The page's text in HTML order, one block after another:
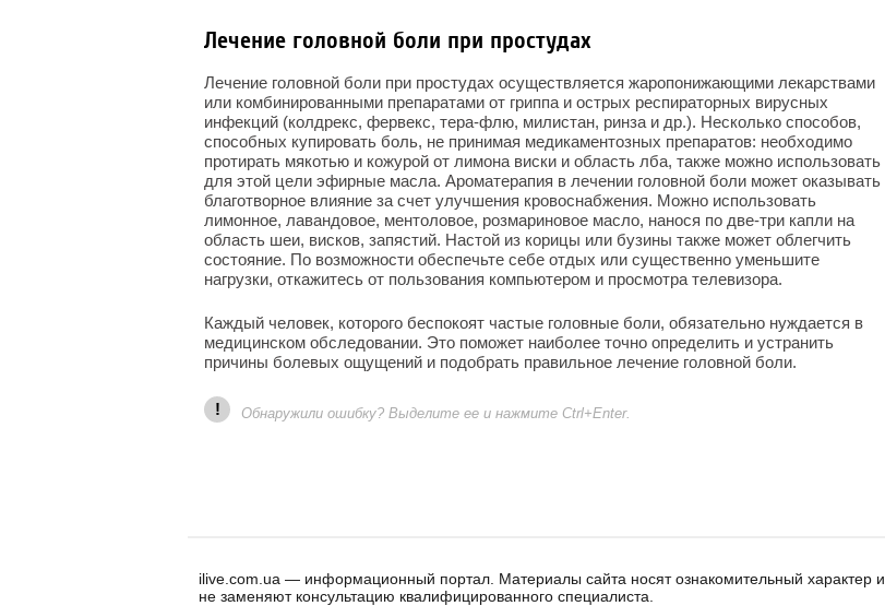
Лечение головной боли при простудах
Лечение головной боли при простудах осуществляется жаропонижающими лекарствами
или комбинированными препаратами от гриппа и острых респираторных вирусных
инфекций (колдрекс, фервекс, тера-флю, милистан, ринза и др.). Несколько способов,
способных купировать боль, не принимая медикаментозных препаратов: необходимо
протирать мякотью и кожурой от лимона виски и область лба, также можно использовать
для этой цели эфирные масла. Ароматерапия в лечении головной боли может оказывать
благотворное влияние за счет улучшения кровоснабжения. Можно использовать
лимонное, лавандовое, ментоловое, розмариновое масло, нанося по две-три капли на
область шеи, висков, запястий. Настой из корицы или бузины также может облегчить
состояние. По возможности обеспечьте себе отдых или существенно уменьшите
нагрузки, откажитесь от пользования компьютером и просмотра телевизора.
Каждый человек, которого беспокоят частые головные боли, обязательно нуждается в
медицинском обследовании. Это поможет наиболее точно определить и устранить
причины болевых ощущений и подобрать правильное лечение головной боли.
! Обнаружили ошибку? Выделите ее и нажмите Ctrl+Enter.
ilive.com.ua — информационный портал. Материалы сайта носят ознакомительный характер и
не заменяют консультацию квалифицированного специалиста.